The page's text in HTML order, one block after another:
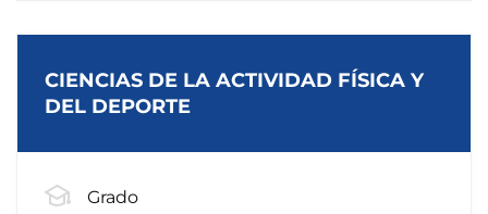
CIENCIAS DE LA ACTIVIDAD FÍSICA Y
DEL DEPORTE
Grado